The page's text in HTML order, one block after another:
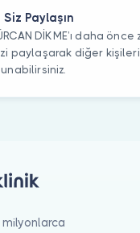
Siz Paylaşın
DİKME’ı daha
paylaşarak diğer